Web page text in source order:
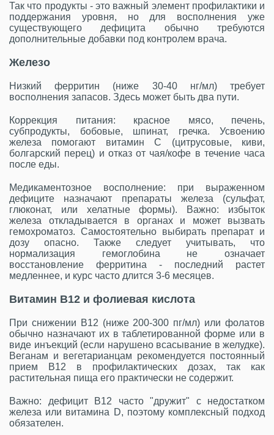
Так что продукты - это важный элемент профилактики и
поддержания уровня, но для восполнения уже
существующего дефицита обычно требуются
дополнительные добавки под контролем врача.
Железо
Низкий ферритин (ниже 30-40 нг/мл) требует
восполнения запасов. Здесь может быть два пути.
Коррекция питания: красное мясо, печень,
субпродукты, бобовые, шпинат, гречка. Усвоению
железа помогают витамин C (цитрусовые, киви,
болгарский перец) и отказ от чая/кофе в течение часа
после еды.
Медикаментозное восполнение: при выраженном
дефиците назначают препараты железа (сульфат,
глюконат, или хелатные формы). Важно: избыток
железа откладывается в органах и может вызвать
гемохроматоз. Самостоятельно выбирать препарат и
дозу опасно. Также следует учитывать, что
нормализация гемоглобина не означает
восстановление ферритина - последний растет
медленнее, и курс часто длится 3-6 месяцев.
Витамин B12 и фолиевая кислота
При снижении B12 (ниже 200-300 пг/мл) или фолатов
обычно назначают их в таблетированной форме или в
виде инъекций (если нарушено всасывание в желудке).
Веганам и вегетарианцам рекомендуется постоянный
прием B12 в профилактических дозах, так как
растительная пища его практически не содержит.
Важно: дефицит B12 часто "дружит" с недостатком
железа или витамина D, поэтому комплексный подход
обязателен.